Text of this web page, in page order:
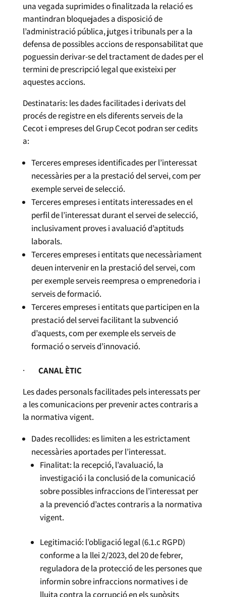
una vegada suprimides o finalitzada la relació es
mantindran bloquejades a disposició de
l’administració pública, jutges i tribunals per a la
defensa de possibles accions de responsabilitat que
poguessin derivar-se del tractament de dades per el
termini de prescripció legal que existeixi per
aquestes accions.
Destinataris: les dades facilitades i derivats del
procés de registre en els diferents serveis de la
Cecot i empreses del Grup Cecot podran ser cedits
a:
Terceres empreses identificades per l’interessat
necessàries per a la prestació del servei, com per
exemple servei de selecció.
Terceres empreses i entitats interessades en el
perfil de l’interessat durant el servei de selecció,
inclusivament proves i avaluació d’aptituds
laborals.
Terceres empreses i entitats que necessàriament
deuen intervenir en la prestació del servei, com
per exemple serveis reempresa o emprenedoria i
serveis de formació.
Terceres empreses i entitats que participen en la
prestació del servei facilitant la subvenció
d’aquests, com per exemple els serveis de
formació o serveis d’innovació.
·
CANAL ÈTIC
Les dades personals facilitades pels interessats per
a les comunicacions per prevenir actes contraris a
la normativa vigent.
Dades recollides: es limiten a les estrictament
necessàries aportades per l’interessat.
Finalitat: la recepció, l’avaluació, la
investigació i la conclusió de la comunicació
sobre possibles infraccions de l’interessat per
a la prevenció d’actes contraris a la normativa
vigent.
Legitimació: l’obligació legal (6.1.c RGPD)
conforme a la llei 2/2023, del 20 de febrer,
reguladora de la protecció de les persones que
informin sobre infraccions normatives i de
lluita contra la corrupció en els supòsits